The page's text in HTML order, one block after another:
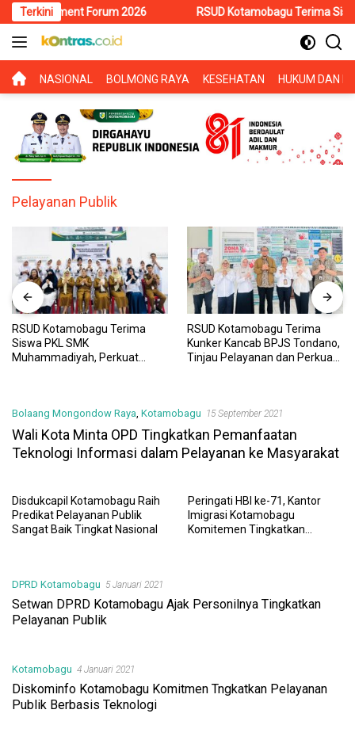
Langsung
ke
konten
TerkiniForum 2026 RSUD Kotamobagu Terima Siswa
BERANDA
NASIONAL BOLMONG RAYA KESEHATAN HUKUM DAN
Pelayanan Publik
RSUD Kotamobagu Terima
Siswa PKL SMK
Muhammadiyah, Perkuat
RSUD Kotamobagu Terima
Kunker Kancab BPJS Tondano,
Tinjau Pelayanan dan Perkuat
Bolaang Mongondow Raya, Kotamobagu 15 September 2021
Wali Kota Minta OPD Tingkatkan Pemanfaatan
Teknologi Informasi dalam Pelayanan ke Masyarakat
Disdukcapil Kotamobagu Raih
Predikat Pelayanan Publik
Sangat Baik Tingkat Nasional
Peringati HBI ke-71, Kantor
Imigrasi Kotamobagu
Komitemen Tingkatkan
DPRD Kotamobagu 5 Januari 2021
Setwan DPRD Kotamobagu Ajak Personilnya Tingkatkan
Pelayanan Publik
Kotamobagu 4 Januari 2021
Diskominfo Kotamobagu Komitmen Tngkatkan Pelayanan
Publik Berbasis Teknologi